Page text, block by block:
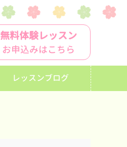
無料体験レッスン
お申込みはこちら
レッスンブログ